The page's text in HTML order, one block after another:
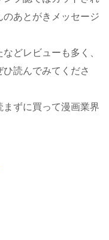
あとがきメッセージ
どレビューも多く、
読んでみてくださ
ずに買って漫画業界